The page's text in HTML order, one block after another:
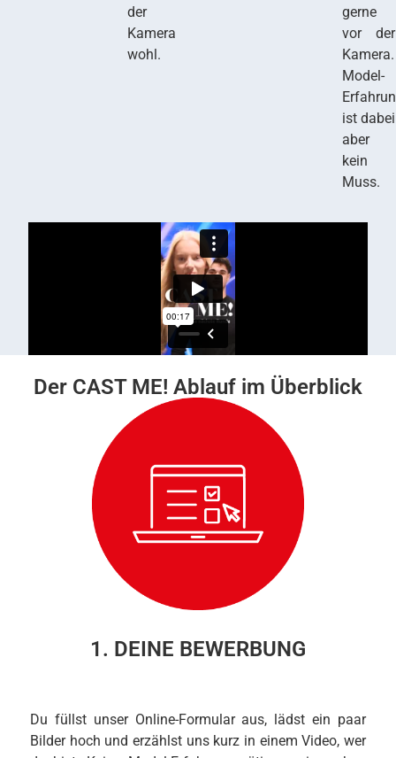
der
Kamera
wohl.
gerne
vor der
Kamera.
Model-
ist dabei
aber
kein
Muss.
Der CAST ME! Ablauf im Überblick
1. DEINE BEWERBUNG
Du füllst unser Online-Formular aus, lädst ein paar
Bilder hoch und erzählst uns kurz in einem Video, wer